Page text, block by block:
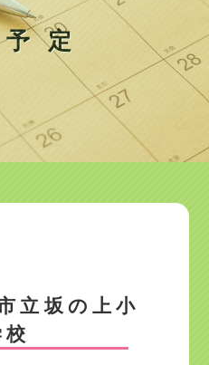
定
立坂の上小